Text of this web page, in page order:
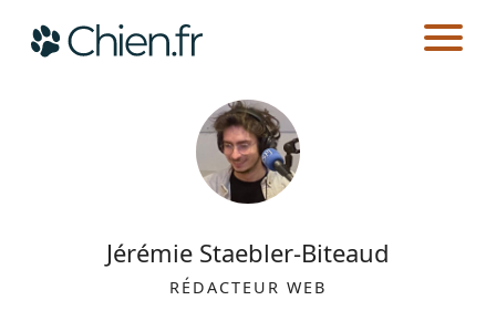
Actualités
Races
Guides
CHIEN.FR AUTEURS
Jérémie Staebler-Biteaud
RÉDACTEUR WEB